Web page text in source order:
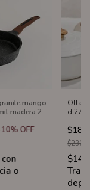
mango
madera 24
10% OFF
con
o
Olla